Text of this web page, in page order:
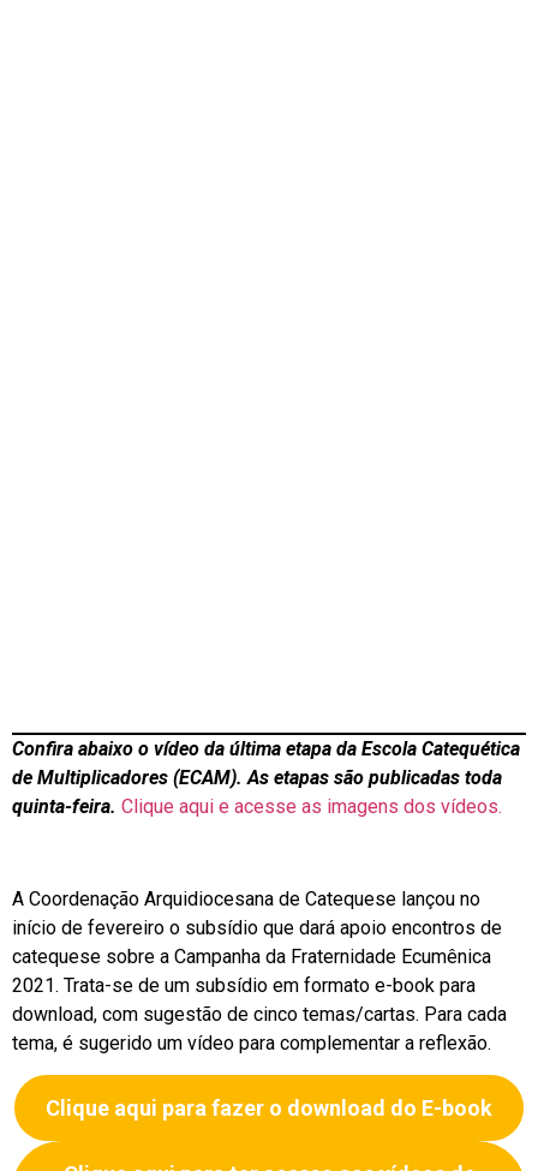
Confira abaixo o vídeo da última etapa da Escola Catequética
de Multiplicadores (ECAM). As etapas são publicadas toda
quinta-feira. Clique aqui e acesse as imagens dos vídeos.
A Coordenação Arquidiocesana de Catequese lançou no
início de fevereiro o subsídio que dará apoio encontros de
catequese sobre a Campanha da Fraternidade Ecumênica
2021. Trata-se de um subsídio em formato e-book para
download, com sugestão de cinco temas/cartas. Para cada
tema, é sugerido um vídeo para complementar a reflexão.
Clique aqui para fazer o download do E-book